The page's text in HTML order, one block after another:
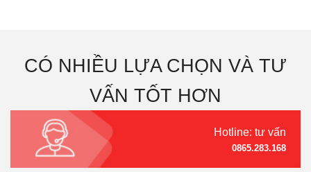
CÓ NHIỀU LỰA CHỌN VÀ TƯ
VẤN TỐT HƠN
Hotline: tư vấn
0865.283.168